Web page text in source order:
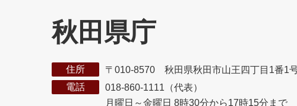
秋田県庁
住所
〒010-8570 秋田県秋田市山王四丁目1番1
電話
018-860-1111（代表）
月曜日～金曜日 8時30分から17時15分まで